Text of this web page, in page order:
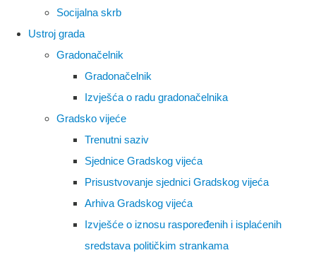
Socijalna skrb
Ustroj grada
Gradonačelnik
Gradonačelnik
Izvješća o radu gradonačelnika
Gradsko vijeće
Trenutni saziv
Sjednice Gradskog vijeća
Prisustvovanje sjednici Gradskog vijeća
Arhiva Gradskog vijeća
Izvješće o iznosu raspoređenih i isplaćenih
sredstava političkim strankama